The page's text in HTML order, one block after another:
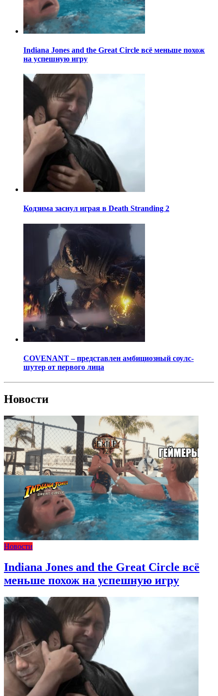
Indiana Jones and the Great Circle всё меньше похож
на успешную игру
Кодзима заснул играя в Death Stranding 2
COVENANT – представлен амбициозный соулс-
шутер от первого лица
Новости
Новости
Indiana Jones and the Great Circle всё
меньше похож на успешную игру